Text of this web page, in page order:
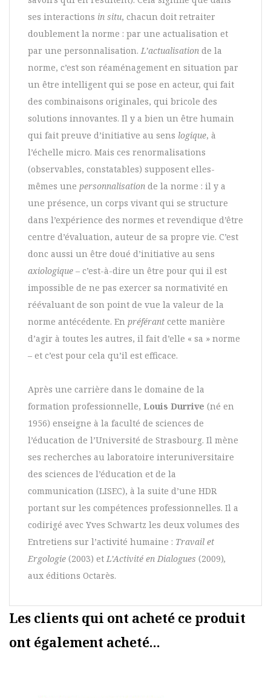
ses interactions in situ, chacun doit retraiter
doublement la norme : par une actualisation et
par une personnalisation. L’actualisation de la
norme, c’est son réaménagement en situation par
un être intelligent qui se pose en acteur, qui fait
des combinaisons originales, qui bricole des
solutions innovantes. Il y a bien un être humain
qui fait preuve d’initiative au sens logique, à
l’échelle micro. Mais ces renormalisations
(observables, constatables) supposent elles-
mêmes une personnalisation de la norme : il y a
une présence, un corps vivant qui se structure
dans l’expérience des normes et revendique d’être
centre d’évaluation, auteur de sa propre vie. C’est
donc aussi un être doué d’initiative au sens
axiologique – c’est-à-dire un être pour qui il est
impossible de ne pas exercer sa normativité en
réévaluant de son point de vue la valeur de la
norme antécédente. En préférant cette manière
d’agir à toutes les autres, il fait d’elle « sa » norme
– et c’est pour cela qu’il est efficace.
Après une carrière dans le domaine de la
formation professionnelle, Louis Durrive (né en
1956) enseigne à la faculté de sciences de
l’éducation de l’Université de Strasbourg. Il mène
ses recherches au laboratoire interuniversitaire
des sciences de l’éducation et de la
communication (LISEC), à la suite d’une HDR
portant sur les compétences professionnelles. Il a
codirigé avec Yves Schwartz les deux volumes des
Entretiens sur l’activité humaine : Travail et
Ergologie (2003) et L’Activité en Dialogues (2009),
aux éditions Octarès.
Les clients qui ont acheté ce produit
ont également acheté...